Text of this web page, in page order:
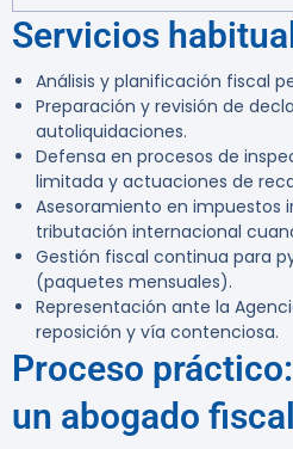
Servicios
Análisis y planificación fiscal
Preparación y revisión de
autoliquidaciones.
Defensa en procesos de
limitada y actuaciones de
Asesoramiento en impuestos
tributación internacional
Gestión fiscal continua para
(paquetes mensuales).
Representación ante la
reposición y vía contenciosa.
Proceso
un abogado